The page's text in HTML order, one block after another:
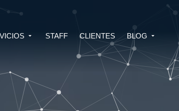
DERECHO TRIBUTARIO
DERECHO DE SALUD Y
BIOTECNOLOGÍA
STAFF CLIENTES BLOG
TRIBUTARIO
INMOBILIARIO